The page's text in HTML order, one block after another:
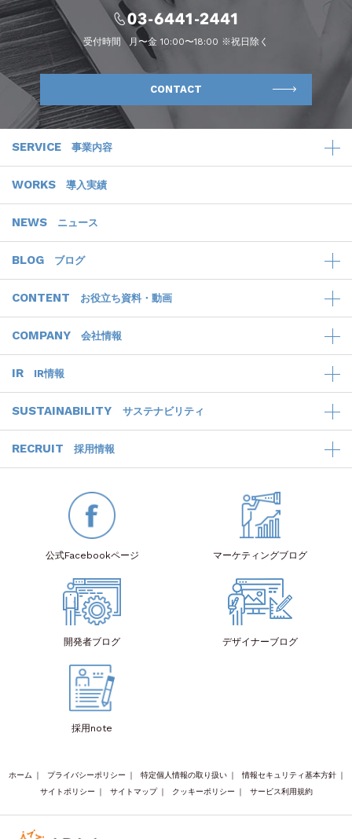
受付時間 月〜金 10:00〜18:00 ※祝日除く
CONTACT
SERVICE 事業内容
WORKS 導入実績
NEWS ニュース
BLOG ブログ
CONTENT お役立ち資料・動画
COMPANY 会社情報
IR IR情報
SUSTAINABILITY サステナビリティ
RECRUIT 採用情報
公式Facebookページ マーケティングブログ
開発者ブログ デザイナーブログ
採用note
ホーム ｜ プライバシーポリシー ｜ 特定個人情報の取り扱い ｜ 情報セキュリティ基本方針 ｜
サイトポリシー
｜ サイトマップ ｜ クッキーポリシー ｜ サービス利用規約